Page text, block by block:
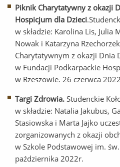
Piknik Charytatywny z okazji
Hospicjum dla Dzieci
w składzie: Karolina Lis, Julia
Nowak i Katarzyna
Charytatywnym z okazji Dnia
w Fundacji Podkarpackie
w Rzeszowie. 26 czerwca
Targi Zdrowia. Studenckie
w składzie: Natalia Jakubus,
Stasiowska i Marta Jajko
zorganizowanych z okazji
w Szkole Podstawowej im.
października 2022r.